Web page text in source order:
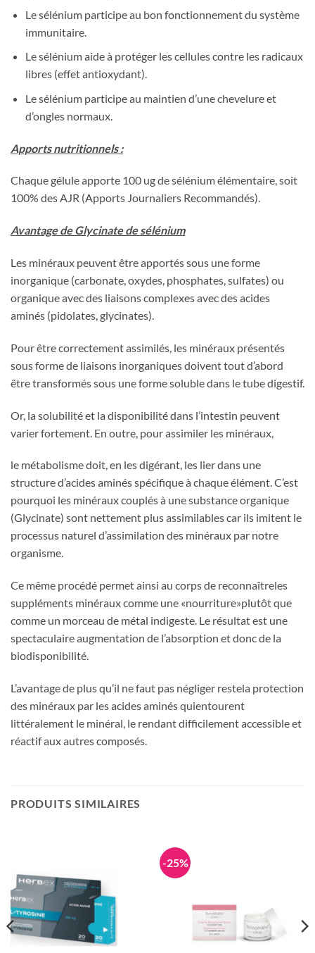
Le sélénium participe au bon fonctionnement du système
immunitaire.
Le sélénium aide à protéger les cellules contre les radicaux
libres (effet antioxydant).
Le sélénium participe au maintien d’une chevelure et
d’ongles normaux.
Apports nutritionnels :
Chaque gélule apporte 100 ug de sélénium élémentaire, soit
100% des AJR (Apports Journaliers Recommandés).
Avantage de Glycinate de sélénium
Les minéraux peuvent être apportés sous une forme
inorganique (carbonate, oxydes, phosphates, sulfates) ou
organique avec des liaisons complexes avec des acides
aminés (pidolates, glycinates).
Pour être correctement assimilés, les minéraux présentés
sous forme de liaisons inorganiques doivent tout d’abord
être transformés sous une forme soluble dans le tube digestif.
Or, la solubilité et la disponibilité dans l’intestin peuvent
varier fortement. En outre, pour assimiler les minéraux,
le métabolisme doit, en les digérant, les lier dans une
structure d’acides aminés spécifique à chaque élément. C’est
pourquoi les minéraux couplés à une substance organique
(Glycinate) sont nettement plus assimilables car ils imitent le
processus naturel d’assimilation des minéraux par notre
organisme.
Ce même procédé permet ainsi au corps de reconnaîtreles
suppléments minéraux comme une «nourriture»plutôt que
comme un morceau de métal indigeste. Le résultat est une
spectaculaire augmentation de l’absorption et donc de la
biodisponibilité.
L’avantage de plus qu’il ne faut pas négliger restela protection
des minéraux par les acides aminés quientourent
littéralement le minéral, le rendant difficilement accessible et
réactif aux autres composés.
PRODUITS SIMILAIRES
-25%